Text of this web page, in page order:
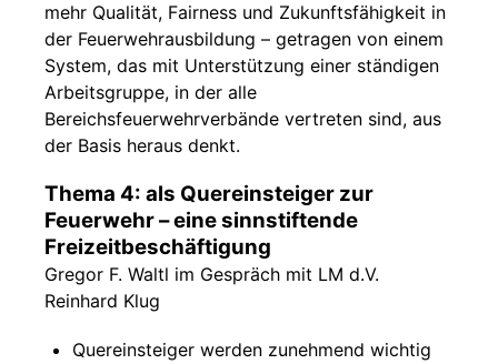
mehr Qualität, Fairness und Zukunftsfähigkeit in
der Feuerwehrausbildung – getragen von einem
System, das mit Unterstützung einer ständigen
Arbeitsgruppe, in der alle
Bereichsfeuerwehrverbände vertreten sind, aus
der Basis heraus denkt.
Thema 4: als Quereinsteiger zur
Feuerwehr – eine sinnstiftende
Freizeitbeschäftigung
Gregor F. Waltl im Gespräch mit LM d.V.
Reinhard Klug
Quereinsteiger werden zunehmend wichtig